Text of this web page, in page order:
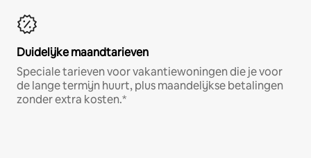
Duidelijke maandtarieven
Speciale tarieven voor vakantiewoningen die je voor
de lange termijn huurt, plus maandelijkse betalingen
zonder extra kosten.*